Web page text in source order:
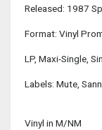
Released: 1987
Format: Vinyl
LP, Maxi-Single,
Labels: Mute,
Vinyl in M/NM